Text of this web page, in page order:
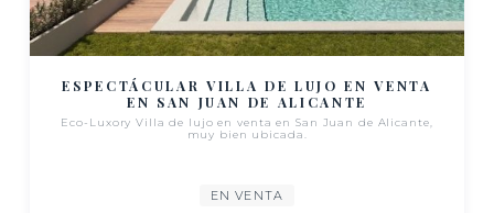
ESPECTÁCULAR VILLA DE LUJO EN VENTA
EN SAN JUAN DE ALICANTE
Eco-Luxory Villa de lujo en venta en San Juan de Alicante,
muy bien ubicada.
EN VENTA